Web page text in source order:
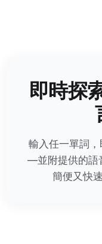
即時探
輸入任一單詞
—並附提供的語
簡便又快